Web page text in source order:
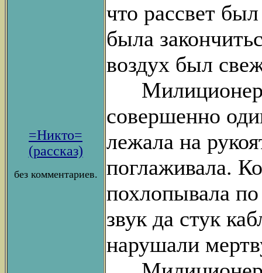
=Никто=
(рассказ)
без комментариев.
что рассвет
была
воздух был
Милиционер
совершенно
лежала на
поглаживала.
похлопывала по
звук да стук
нарушали